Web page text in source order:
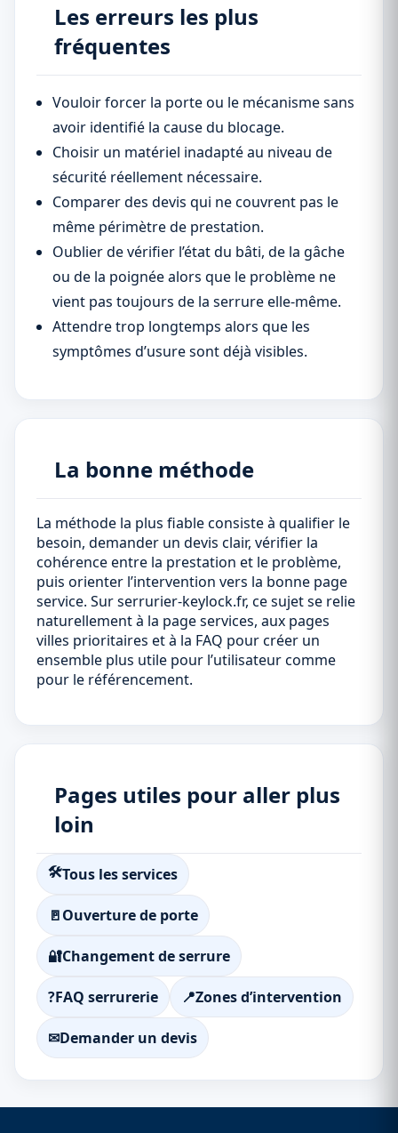
Les erreurs les plus
fréquentes
Vouloir forcer la porte ou le mécanisme sans
avoir identifié la cause du blocage.
Choisir un matériel inadapté au niveau de
sécurité réellement nécessaire.
Comparer des devis qui ne couvrent pas le
même périmètre de prestation.
Oublier de vérifier l’état du bâti, de la gâche
ou de la poignée alors que le problème ne
vient pas toujours de la serrure elle-même.
Attendre trop longtemps alors que les
symptômes d’usure sont déjà visibles.
La bonne méthode
La méthode la plus fiable consiste à qualifier le
besoin, demander un devis clair, vérifier la
cohérence entre la prestation et le problème,
puis orienter l’intervention vers la bonne page
service. Sur serrurier-keylock.fr, ce sujet se relie
naturellement à la page services, aux pages
villes prioritaires et à la FAQ pour créer un
ensemble plus utile pour l’utilisateur comme
pour le référencement.
Pages utiles pour aller plus
loin
🛠Tous les services
🚪Ouverture de porte
🔐Changement de serrure
?FAQ serrurerie 📍Zones d’intervention
✉Demander un devis